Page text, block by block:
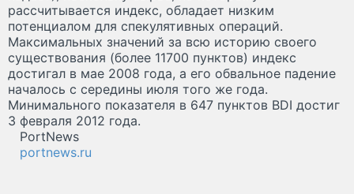
рассчитывается индекс, обладает низким
потенциалом для спекулятивных операций.
Максимальных значений за всю историю своего
существования (более 11700 пунктов) индекс
достигал в мае 2008 года, а его обвальное падение
началось с середины июля того же года.
Минимального показателя в 647 пунктов BDI достиг
3 февраля 2012 года.
PortNews
portnews.ru